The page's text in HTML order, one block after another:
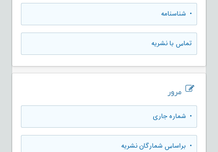
• شناسنامه
تماس با نشریه
مرور
• شماره جاری
• براساس شمارگان نشریه